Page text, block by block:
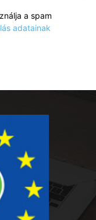
a spam
adatainak